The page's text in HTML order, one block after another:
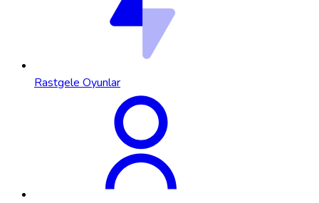
Rastgele Oyunlar